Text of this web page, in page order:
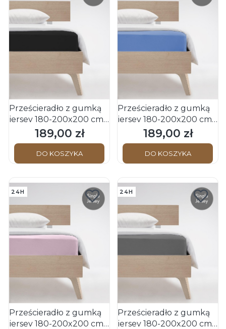
Prześcieradło z gumką
jersey 180-200x200 cm
czarne JENNY C
Fleuresse
Cena
189,00 zł
DO KOSZYKA
Prześcieradło z gumką
jersey 180-200x200 cm
niebieskie JENNY C
Fleuresse
Cena
189,00 zł
DO KOSZYKA
24H
Prześcieradło z gumką
jersey 180-200x200 cm
24H
Prześcieradło z gumką
jersey 180-200x200 cm